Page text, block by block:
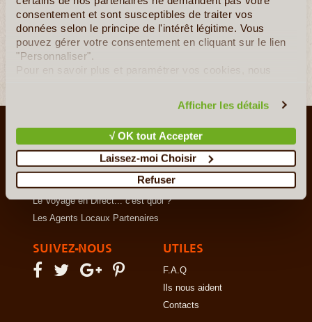
consentement et sont susceptibles de traiter vos
données selon le principe de l'intérêt légitime. Vous
pouvez gérer votre consentement en cliquant sur le lien
"Personnaliser".
Pour en savoir plus et paramétrer vos cookies, nous
Afficher les détails
√ OK tout Accepter
Laissez-moi Choisir
Refuser
LE VOYAGE AUTREMENT
Qui sommes-nous ?
Le Concept
Le Voyage en Direct... c'est quoi ?
Les Agents Locaux Partenaires
SUIVEZ-NOUS UTILES
F.A.Q
Ils nous aident
Contacts